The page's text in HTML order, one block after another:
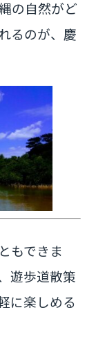
の自然がど
るのが、慶
もできま
遊歩道散策
に楽しめる